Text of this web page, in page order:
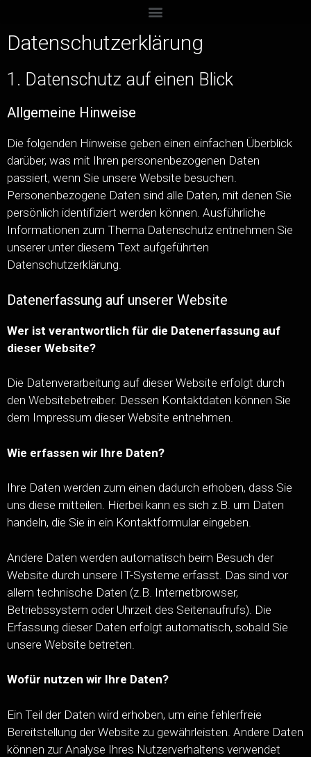
Datenschutzerklärung
1. Datenschutz auf einen Blick
Allgemeine Hinweise
Die folgenden Hinweise geben einen einfachen Überblick
darüber, was mit Ihren personenbezogenen Daten
passiert, wenn Sie unsere Website besuchen.
Personenbezogene Daten sind alle Daten, mit denen Sie
persönlich identifiziert werden können. Ausführliche
Informationen zum Thema Datenschutz entnehmen Sie
unserer unter diesem Text aufgeführten
Datenschutzerklärung.
Datenerfassung auf unserer Website
Wer ist verantwortlich für die Datenerfassung auf
dieser Website?
Die Datenverarbeitung auf dieser Website erfolgt durch
den Websitebetreiber. Dessen Kontaktdaten können Sie
dem Impressum dieser Website entnehmen.
Wie erfassen wir Ihre Daten?
Ihre Daten werden zum einen dadurch erhoben, dass Sie
uns diese mitteilen. Hierbei kann es sich z.B. um Daten
handeln, die Sie in ein Kontaktformular eingeben.
Andere Daten werden automatisch beim Besuch der
Website durch unsere IT-Systeme erfasst. Das sind vor
allem technische Daten (z.B. Internetbrowser,
Betriebssystem oder Uhrzeit des Seitenaufrufs). Die
Erfassung dieser Daten erfolgt automatisch, sobald Sie
unsere Website betreten.
Wofür nutzen wir Ihre Daten?
Ein Teil der Daten wird erhoben, um eine fehlerfreie
Bereitstellung der Website zu gewährleisten. Andere Daten
können zur Analyse Ihres Nutzerverhaltens verwendet